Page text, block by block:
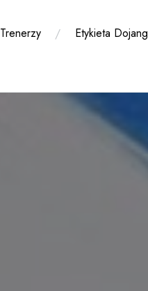
Trenerzy
Etykieta Dojang